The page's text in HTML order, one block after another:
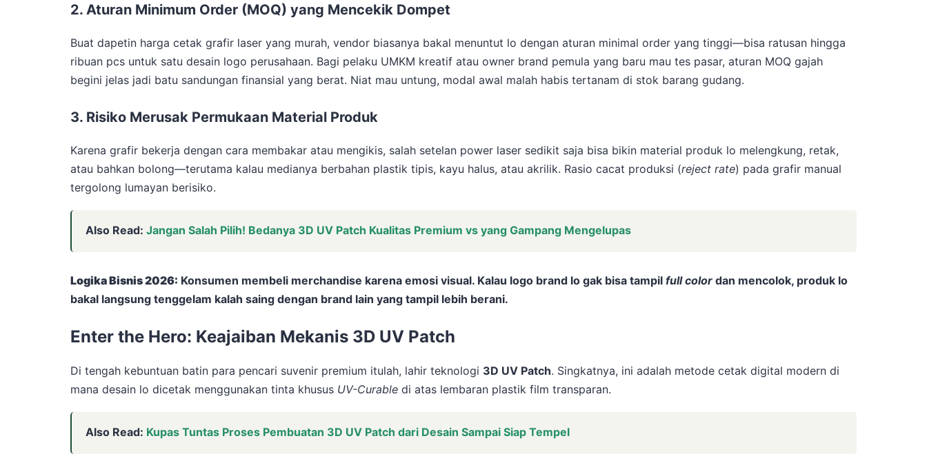
2. Aturan Minimum Order (MOQ) yang Mencekik Dompet
Buat dapetin harga cetak grafir laser yang murah, vendor biasanya bakal menuntut lo dengan aturan minimal order yang tinggi—bisa ratusan hingga
ribuan pcs untuk satu desain logo perusahaan. Bagi pelaku UMKM kreatif atau owner brand pemula yang baru mau tes pasar, aturan MOQ gajah
begini jelas jadi batu sandungan finansial yang berat. Niat mau untung, modal awal malah habis tertanam di stok barang gudang.
3. Risiko Merusak Permukaan Material Produk
Karena grafir bekerja dengan cara membakar atau mengikis, salah setelan power laser sedikit saja bisa bikin material produk lo melengkung, retak,
atau bahkan bolong—terutama kalau medianya berbahan plastik tipis, kayu halus, atau akrilik. Rasio cacat produksi (reject rate) pada grafir manual
tergolong lumayan berisiko.
Also Read: Jangan Salah Pilih! Bedanya 3D UV Patch Kualitas Premium vs yang Gampang Mengelupas
Logika Bisnis 2026: Konsumen membeli merchandise karena emosi visual. Kalau logo brand lo gak bisa tampil full color dan mencolok, produk lo
bakal langsung tenggelam kalah saing dengan brand lain yang tampil lebih berani.
Enter the Hero: Keajaiban Mekanis 3D UV Patch
Di tengah kebuntuan batin para pencari suvenir premium itulah, lahir teknologi 3D UV Patch. Singkatnya, ini adalah metode cetak digital modern di
mana desain lo dicetak menggunakan tinta khusus UV-Curable di atas lembaran plastik film transparan.
Also Read: Kupas Tuntas Proses Pembuatan 3D UV Patch dari Desain Sampai Siap Tempel